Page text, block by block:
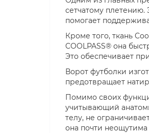
сетчатому
помогает
Кроме того, ткань
COOLPASS® она
Это обеспечивает
Ворот футболки
предотвращает
Помимо своих
учитывающий
телу, не
она почти